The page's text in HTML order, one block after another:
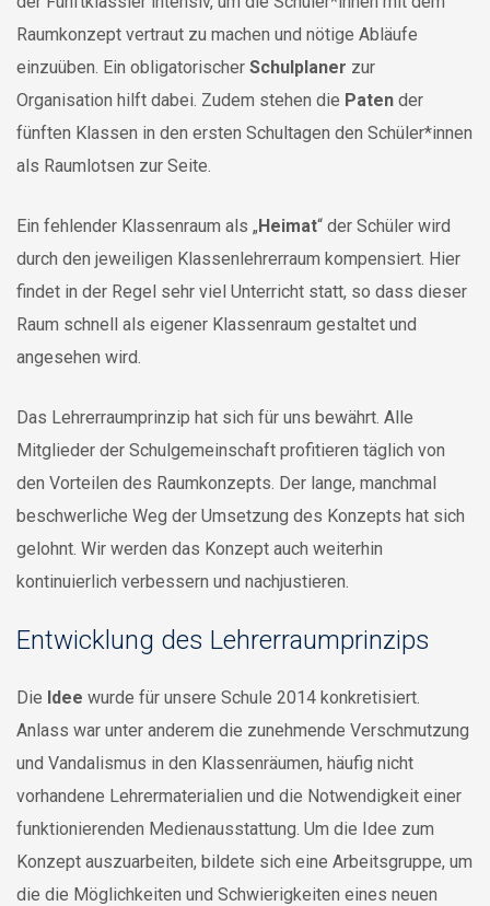
Raumkonzept vertraut zu machen und nötige Abläufe
einzuüben. Ein obligatorischer Schulplaner zur
Organisation hilft dabei. Zudem stehen die Paten der
fünften Klassen in den ersten Schultagen den Schüler*innen
als Raumlotsen zur Seite.
Ein fehlender Klassenraum als „Heimat“ der Schüler wird
durch den jeweiligen Klassenlehrerraum kompensiert. Hier
findet in der Regel sehr viel Unterricht statt, so dass dieser
Raum schnell als eigener Klassenraum gestaltet und
angesehen wird.
Das Lehrerraumprinzip hat sich für uns bewährt. Alle
Mitglieder der Schulgemeinschaft profitieren täglich von
den Vorteilen des Raumkonzepts. Der lange, manchmal
beschwerliche Weg der Umsetzung des Konzepts hat sich
gelohnt. Wir werden das Konzept auch weiterhin
kontinuierlich verbessern und nachjustieren.
Entwicklung des Lehrerraumprinzips
Die Idee wurde für unsere Schule 2014 konkretisiert.
Anlass war unter anderem die zunehmende Verschmutzung
und Vandalismus in den Klassenräumen, häufig nicht
vorhandene Lehrermaterialien und die Notwendigkeit einer
funktionierenden Medienausstattung. Um die Idee zum
Konzept auszuarbeiten, bildete sich eine Arbeitsgruppe, um
die die Möglichkeiten und Schwierigkeiten eines neuen